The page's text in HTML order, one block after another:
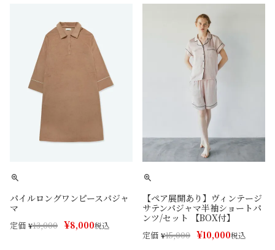
パイルロングワンピースパジャ
マ
定価 ¥13,000 ¥8,000税込
【ペア展開あり】ヴィンテージ
サテンパジャマ半袖ショートパ
ンツ/セット 【BOX付】
定価 ¥15,000 ¥10,000税込